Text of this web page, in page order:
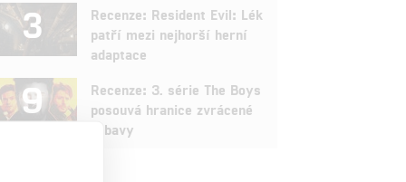
3
Recenze: Resident Evil: Lék
patří mezi nejhorší herní
adaptace
9
Recenze: 3. série The Boys
posouvá hranice zvrácené
zábavy